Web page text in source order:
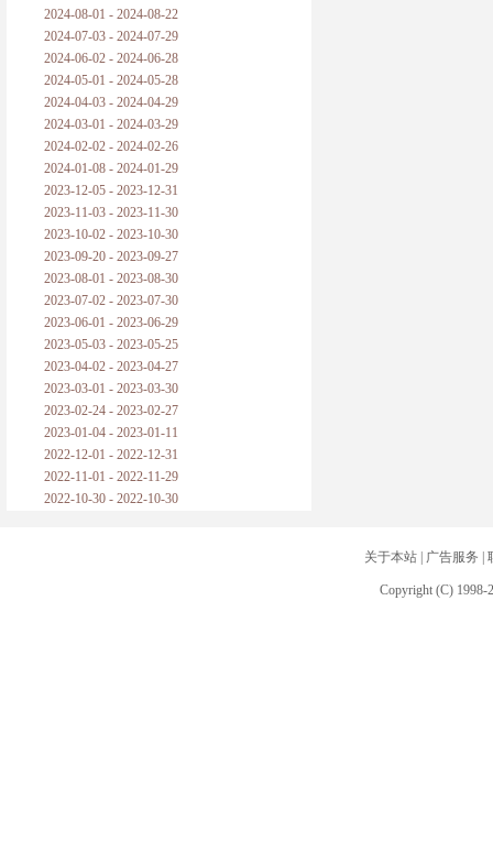
2024-08-01 - 2024-08-22
2024-07-03 - 2024-07-29
2024-06-02 - 2024-06-28
2024-05-01 - 2024-05-28
2024-04-03 - 2024-04-29
2024-03-01 - 2024-03-29
2024-02-02 - 2024-02-26
2024-01-08 - 2024-01-29
2023-12-05 - 2023-12-31
2023-11-03 - 2023-11-30
2023-10-02 - 2023-10-30
2023-09-20 - 2023-09-27
2023-08-01 - 2023-08-30
2023-07-02 - 2023-07-30
2023-06-01 - 2023-06-29
2023-05-03 - 2023-05-25
2023-04-02 - 2023-04-27
2023-03-01 - 2023-03-30
2023-02-24 - 2023-02-27
2023-01-04 - 2023-01-11
2022-12-01 - 2022-12-31
2022-11-01 - 2022-11-29
2022-10-30 - 2022-10-30
关于本站| 广告服务
Copyright (C) 1998-